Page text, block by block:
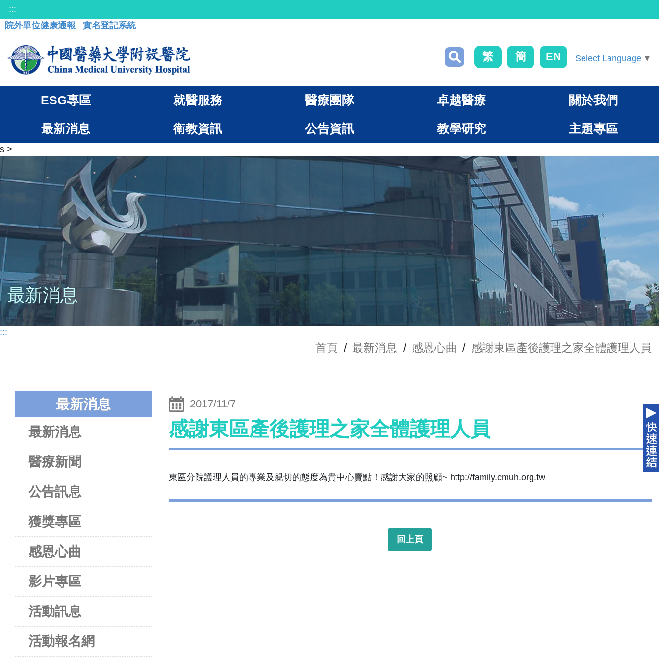
:::
院外單位健康通報
實名登記系統
繁 簡 EN Select Language ▼
ESG專區 就醫服務 醫療團隊 卓越醫療 關於我們
最新消息 衛教資訊 公告資訊 教學研究 主題專區
s >
最新消息
:::
首頁 / 最新消息 / 感恩心曲 / 感謝東區產後護理之家全體護理人員
最新消息
最新消息
醫療新聞
公告訊息
獲獎專區
感恩心曲
影片專區
活動訊息
活動報名網
2017/11/7
感謝東區產後護理之家全體護理人員
東區分院護理人員的專業及親切的態度為貴中心賣點！感謝大家的照顧~ http://family.cmuh.org.tw
回上頁